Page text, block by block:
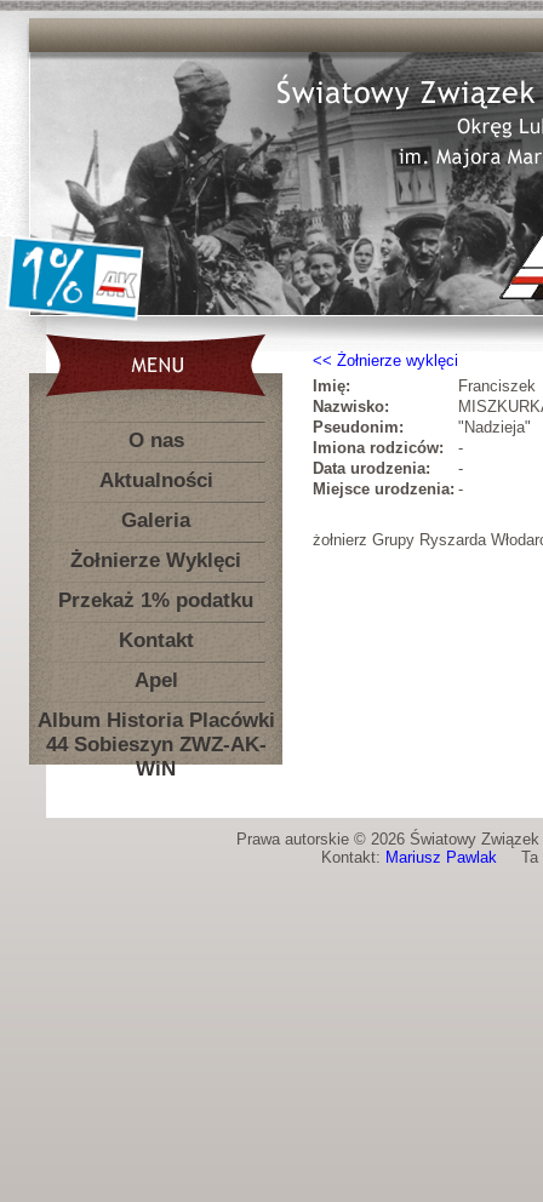
O nas
Aktualności
Galeria
Żołnierze Wyklęci
Przekaż 1% podatku
Kontakt
Apel
Album Historia Placówki
44 Sobieszyn ZWZ-AK-
WiN
Żołnierze wyklęci
Imię:
Franciszek
Nazwisko:
Pseudonim:
"Nadzieja"
Imiona rodziców:
-
Data urodzenia:
-
Miejsce urodzenia: -
żołnierz Grupy Ryszarda
Prawa autorskie © 2026 Światowy
Kontakt: Mariusz PawlakTa